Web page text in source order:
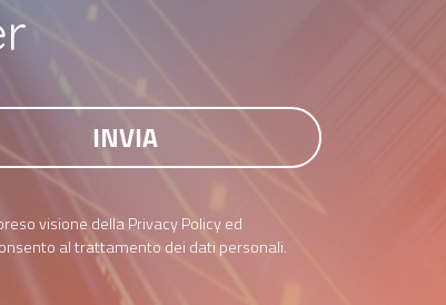
visione dellaPrivacy Policyed
al trattamento dei dati personali.